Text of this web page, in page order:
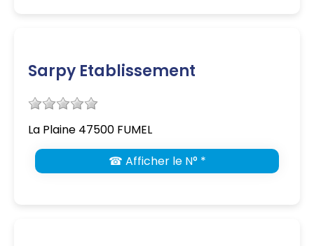
Sarpy Etablissement
La Plaine 47500 FUMEL
☎ Afficher le N° *